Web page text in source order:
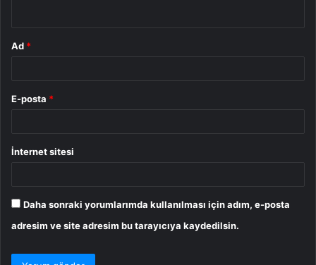
Ad *
E-posta *
İnternet sitesi
Daha sonraki yorumlarımda kullanılması için adım, e-posta
adresim ve site adresim bu tarayıcıya kaydedilsin.